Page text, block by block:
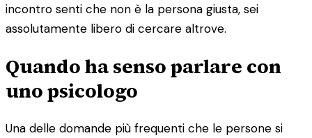
incontro senti che non è la persona giusta, sei
assolutamente libero di cercare altrove.
Quando ha senso parlare con
uno psicologo
Una delle domande più frequenti che le persone si